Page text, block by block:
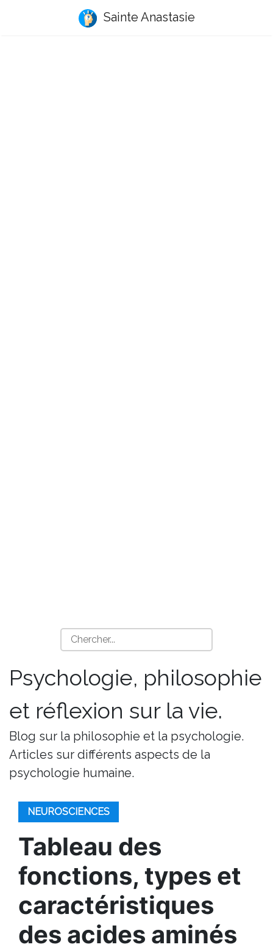
Sainte Anastasie
Psychologie, philosophie
et réflexion sur la vie.
Blog sur la philosophie et la psychologie.
Articles sur différents aspects de la
psychologie humaine.
NEUROSCIENCES
Tableau des
fonctions, types et
caractéristiques
des acides aminés